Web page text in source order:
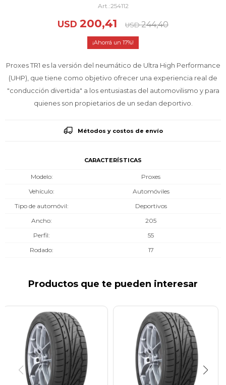
254112
USD 200,41 USD 244,40
17
Proxes TR1 es la versión del neumático de Ultra High Performance
(UHP), que tiene como objetivo ofrecer una experiencia real de
"conducción divertida" a los entusiastas del automovilismo y para
quienes son propietarios de un sedan deportivo.
Métodos y costos de envío
CARACTERÍSTICAS
Modelo
Proxes
Vehículo
Automóviles
Tipo de automóvil
Deportivos
Ancho
205
Perfil
55
Rodado
17
Productos que te pueden interesar